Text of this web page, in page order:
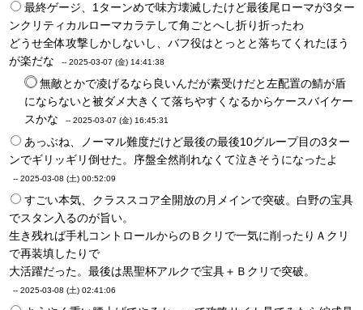
最終ゲージ、1ターンめで味方壊滅したけど最後尾ローマが3ター
ンクリティカルローマカラテして角ごとへし折り折ったわ
どうせ全体攻撃しかしないし、バフ役はとっとと落ちてくれたほう
が楽だな
-- 2025-03-07 (金) 14:41:38
無敵とかで凌げるなら良いんだが素受けだと左配置の鯖が盾
にならないと被ダメ大きくて落ちやすくなるからケースバイケー
スかな
-- 2025-03-07 (金) 16:45:31
あっぶね、ノーマル難度だけど最後の最後10グループ目の3ター
ンでギリッギリ倒せた。序盤全然削れなくて泣きそうになったよ
-- 2025-03-08 (土) 00:52:09
すごい本気、クラススコア全開放の月メインで突破。白野の宝具
でスタン入るのが旨い。
生き残れば手札コントロールからのＢクリで一気に削ったりＡクリ
で再装填したりで
大活躍だった。最後は黒聖杯アルクで宝具＋Ｂクリで突破。
-- 2025-03-08 (土) 02:41:06